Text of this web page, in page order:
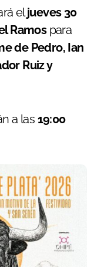
eljueves 30
Ramospara
de Pedro, Ian
Ruiz y
a las 19:00